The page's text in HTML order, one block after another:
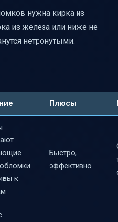
нужна кирка из
из железа или ниже не
нетронутыми.
Плюсы
к
Быстро,
эффективно